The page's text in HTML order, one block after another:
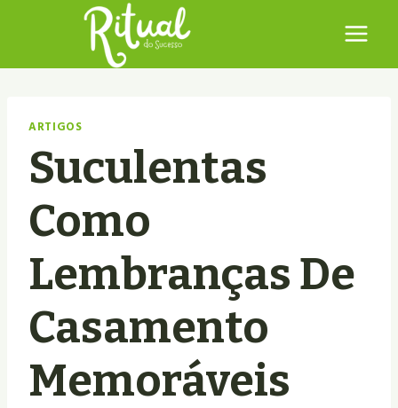
ARTIGOS
Suculentas
Como
Lembranças De
Casamento
Memoráveis